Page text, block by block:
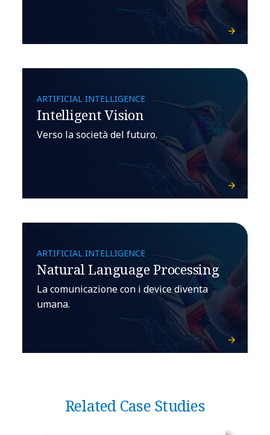
ARTIFICIAL INTELLIGENCE
Intelligent Vision
Verso la società del futuro.
ARTIFICIAL INTELLIGENCE
Natural Language Processing
La comunicazione con i device diventa
umana.
Related Case Studies